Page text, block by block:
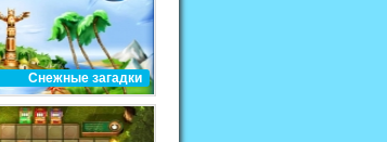
Снежные загадки